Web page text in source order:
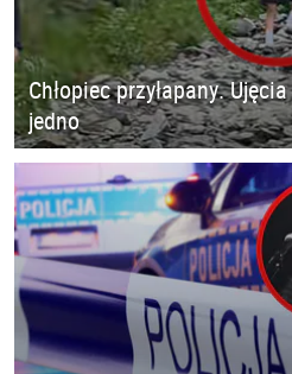
Chłopiec przyłapany.
jedno